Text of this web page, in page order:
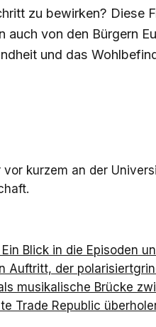
zu bewirken? Diese
auch von den Bürgern
und das
kurzem an der
Blick in die Episoden
Auftritt, der polarisiert
musikalische Brücke
Trade Republic